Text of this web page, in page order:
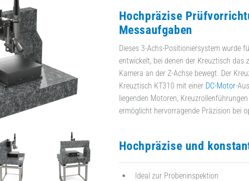
Hochpräzise
Messaufgaben
Dieses 3-Achs-Positioniersystem wurde
entwickelt, bei denen der Kreuztisch das
Kamera an der Z-Achse bewegt. Der
Kreuztisch KT310 mit einer DC-Motor-
liegenden Motoren,
ermöglicht hervorragende Präzision bei
Hochpräzise und
Ideal zur Probeninspektion